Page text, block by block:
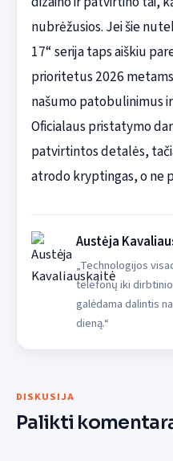
nubrėžusios. Jei šie
17“ serija taps aiškiu
prioritetus 2026
našumo patobulinimus
Oficialaus pristatymo
patvirtintos detalės,
atrodo kryptingas, o ne
Austėja
„Technologijos
telefonų iki
galėdama dalintis
dieną.“
DISKUSIJA
Palikti